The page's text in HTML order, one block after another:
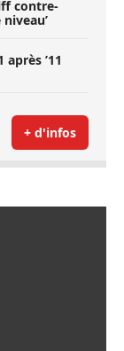
contre-
’11
+ d'infos